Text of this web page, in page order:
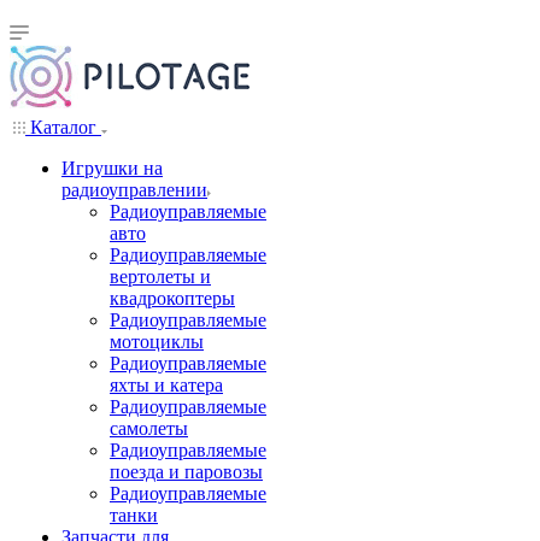
Каталог
Игрушки на
радиоуправлении
Радиоуправляемые
авто
Радиоуправляемые
вертолеты и
квадрокоптеры
Радиоуправляемые
мотоциклы
Радиоуправляемые
яхты и катера
Радиоуправляемые
самолеты
Радиоуправляемые
поезда и паровозы
Радиоуправляемые
танки
Запчасти для